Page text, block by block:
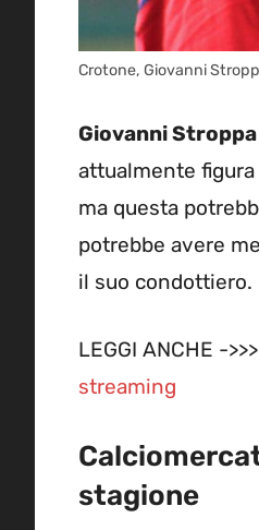
Crotone, Giovanni
Giovanni Stroppa
attualmente
ma questa
potrebbe avere
il suo condottiero.
LEGGI ANCHE ->>>
streaming
stagione